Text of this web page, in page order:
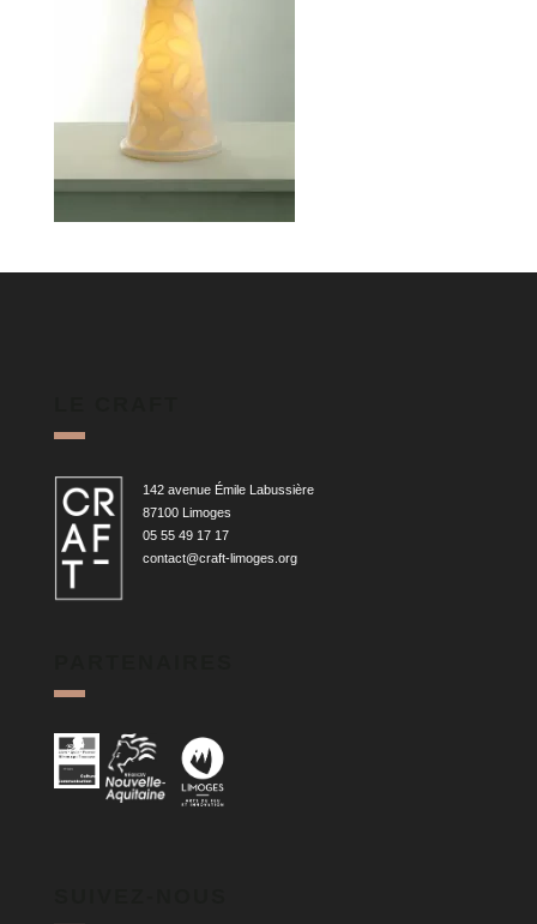
142 avenue Émile Labussière
87100 Limoges
05 55 49 17 17
contact@craft-limoges.org